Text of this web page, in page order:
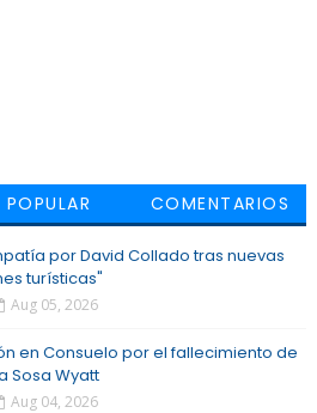
POPULAR COMENTARIOS
por David Collado tras nuevas
turísticas"
Aug 05, 2026
en Consuelo por el fallecimiento de
Sosa Wyatt
Aug 04, 2026